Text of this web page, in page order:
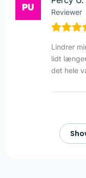
Reviewer
Lindrer
lidt
det hele